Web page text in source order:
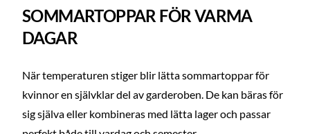
SOMMARTOPPAR FÖR VARMA
DAGAR
När temperaturen stiger blir lätta sommartoppar för
kvinnor en självklar del av garderoben. De kan bäras för
sig själva eller kombineras med lätta lager och passar